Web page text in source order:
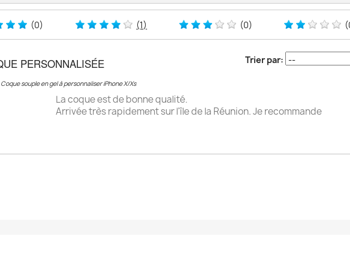
(0) (1) (0)
Trier par:
PERSONNALISÉE
Coque souple en gel à personnaliser iPhone X/Xs
La coque est de bonne qualité.
Arrivée très rapidement sur l'île de la Réunion. Je recommande